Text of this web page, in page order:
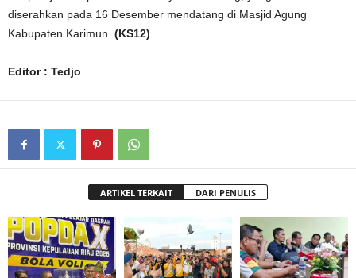
diserahkan pada 16 Desember mendatang di Masjid Agung
Kabupaten Karimun. (KS12)
Editor : Tedjo
ARTIKEL TERKAIT DARI PENULIS